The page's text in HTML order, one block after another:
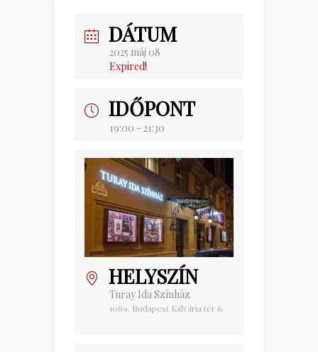
DÁTUM
2025 máj 08
Expired!
IDŐPONT
19:00 - 21:30
HELYSZÍN
Turay Ida Színház
1089. Budapest Kálvária tér 6.